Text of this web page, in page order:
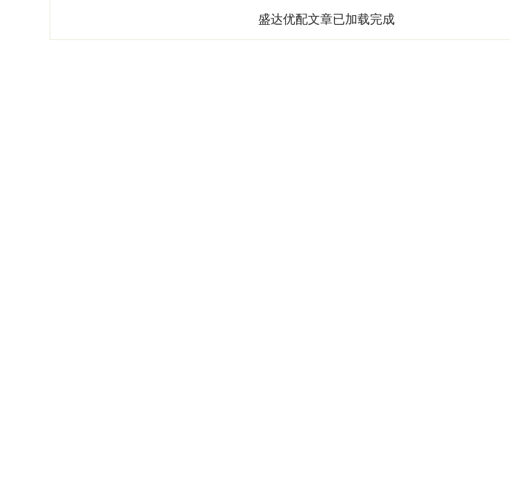
盛达优配文章已加载完成